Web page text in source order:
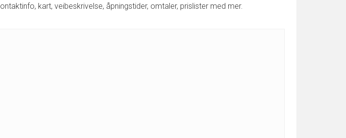
kart, veibeskrivelse, åpningstider, omtaler, prislister med mer.